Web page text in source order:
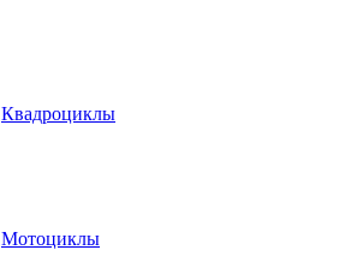
Квадроциклы
Мотоциклы